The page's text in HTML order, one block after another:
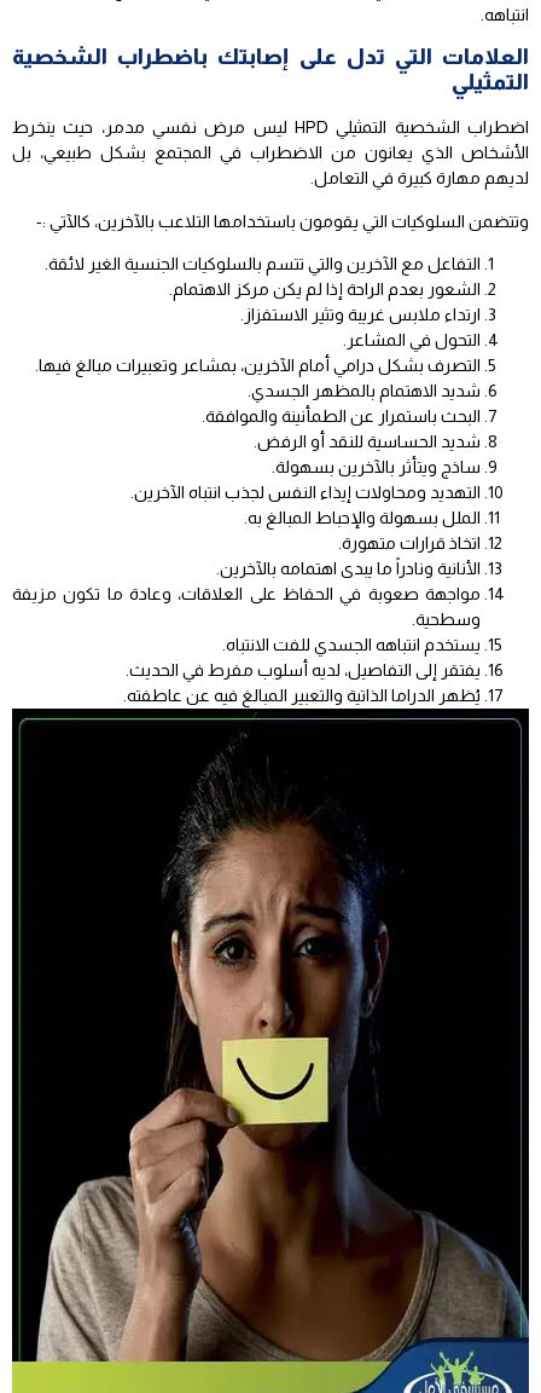
انتباهه.
العلامات التي تدل على إصابتك باضطراب الشخصية
التمثيلي
اضطراب الشخصية التمثيلي HPD ليس مرض نفسي مدمر، حيث ينخرط
الأشخاص الذي يعانون من الاضطراب في المجتمع بشكل طبيعي، بل
لديهم مهارة كبيرة في التعامل.
وتتضمن السلوكيات التي يقومون باستخدامها التلاعب بالآخرين، كالآتي :-
التفاعل مع الآخرين والتي تتسم بالسلوكيات الجنسية الغير لائقة.
الشعور بعدم الراحة إذا لم يكن مركز الاهتمام.
ارتداء ملابس غريبة وتثير الاستفزاز.
التحول في المشاعر.
التصرف بشكل درامي أمام الآخرين، بمشاعر وتعبيرات مبالغ فيها.
شديد الاهتمام بالمظهر الجسدي.
البحث باستمرار عن الطمأنينة والموافقة.
شديد الحساسية للنقد أو الرفض.
ساذج ويتأثر بالآخرين بسهولة.
التهديد ومحاولات إيذاء النفس لجذب انتباه الآخرين.
الملل بسهولة والإحباط المبالغ به.
اتخاذ قرارات متهورة.
الأنانية ونادراً ما يبدى اهتمامه بالآخرين.
مواجهة صعوبة في الحفاظ على العلاقات، وعادة ما تكون مزيفة
وسطحية.
يستخدم انتباهه الجسدي للفت الانتباه.
يفتقر إلى التفاصيل، لديه أسلوب مفرط في الحديث.
يُظهر الدراما الذاتية والتعبير المبالغ فيه عن عاطفته.